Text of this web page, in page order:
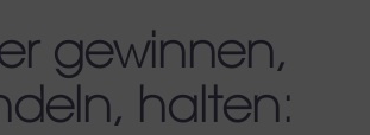
gewinnen,
halten: